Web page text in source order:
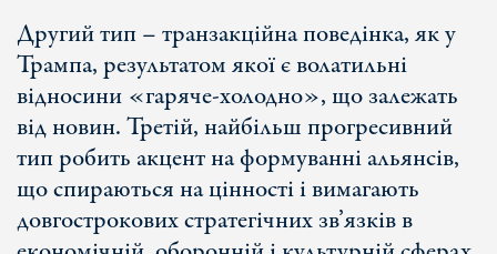
Другий тип – транзакційна поведінка, як у
Трампа, результатом якої є волатильні
відносини «гаряче-холодно», що залежать
від новин. Третій, найбільш прогресивний
тип робить акцент на формуванні альянсів,
що спираються на цінності і вимагають
довгострокових стратегічних зв’язків в